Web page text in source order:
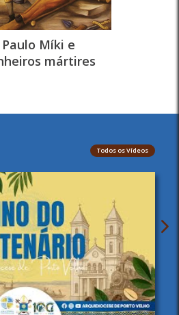
Paulo Míki e
mártires
Todos os Vídeos